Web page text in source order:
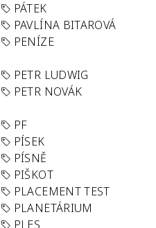
PÁTEK
PAVLÍNA BITAROVÁ
PENÍZE
PETR LUDWIG
PETR NOVÁK
PF
PÍSEK
PÍSNĚ
PIŠKOT
PLACEMENT TEST
PLANETÁRIUM
PLES